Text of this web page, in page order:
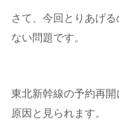
さて、今回とりあげ
ない問題です。
東北新幹線の予約再
原因と見られます。